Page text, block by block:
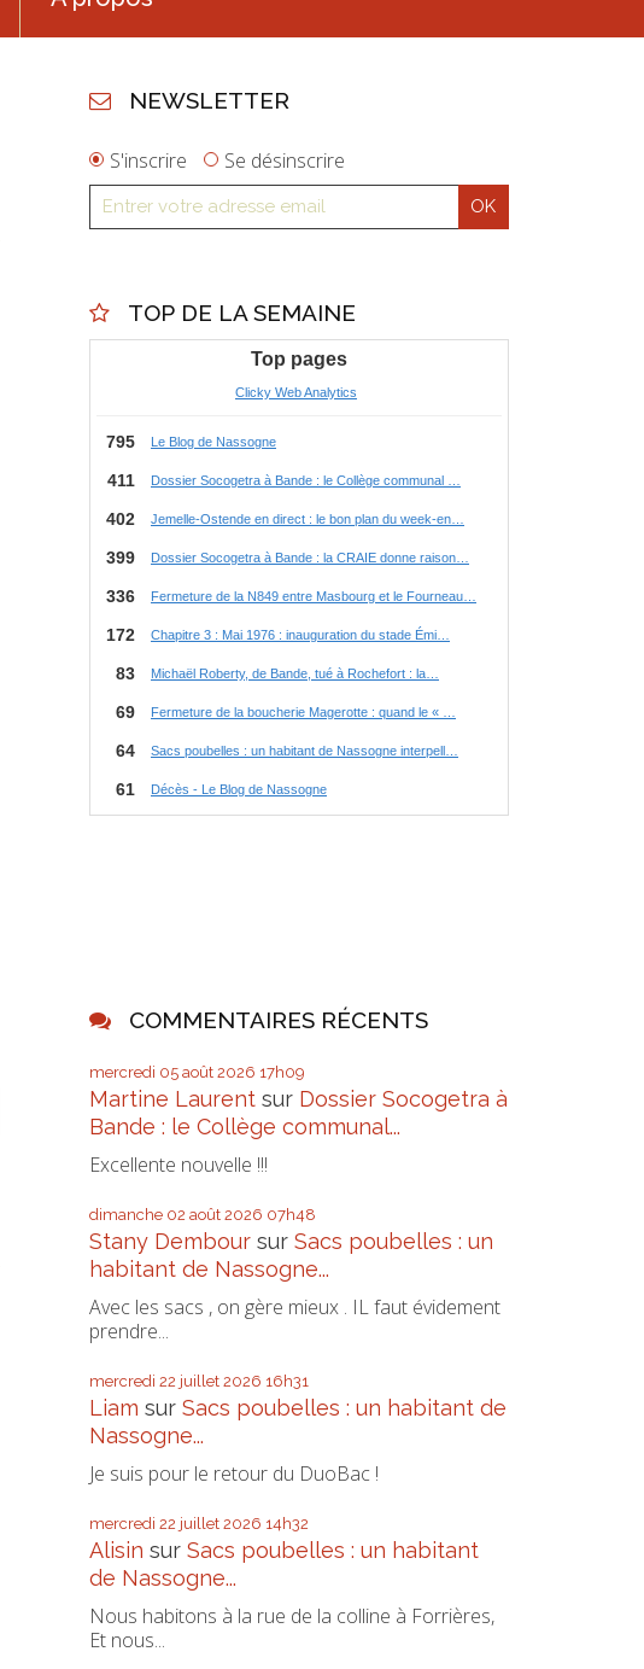
NEWSLETTER
S'inscrire Se désinscrire
TOP DE LA SEMAINE
COMMENTAIRES RÉCENTS
mercredi 05 août 2026 17h09
Martine Laurent sur Dossier Socogetra à
Bande : le Collège communal...
Excellente nouvelle !!!
dimanche 02 août 2026 07h48
Stany Dembour surSacs poubelles : un
habitant de Nassogne...
Avec les sacs , on gère mieux . IL faut évidement
prendre...
mercredi 22 juillet 2026 16h31
Liam surSacs poubelles : un habitant de
Nassogne...
Je suis pour le retour du DuoBac !
mercredi 22 juillet 2026 14h32
Alisin surSacs poubelles : un habitant
de Nassogne...
Nous habitons à la rue de la colline à Forrières,
Et nous...